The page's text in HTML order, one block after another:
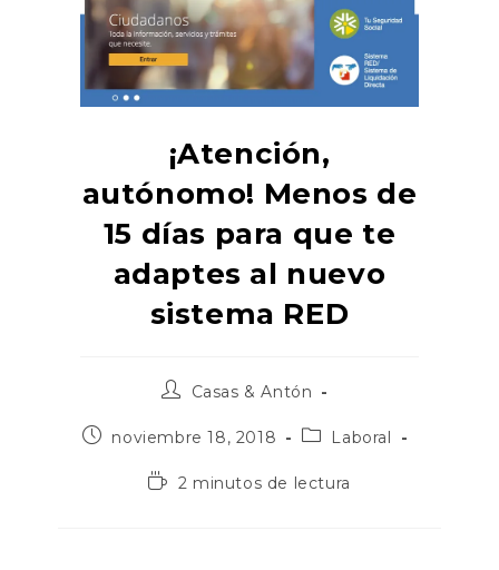
¡Atención,
autónomo! Menos de
15 días para que te
adaptes al nuevo
sistema RED
Autor
la
Casas & Antón
Publicación
noviembre 18, 2018
Categoría
la
Laboral
Tiempo2 minutos de lectura